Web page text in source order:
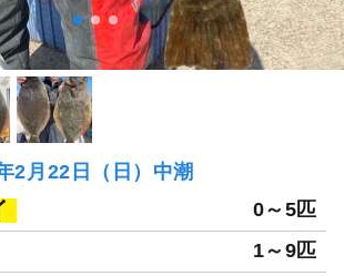
2月22日（日）中潮
0～5匹
1～9匹